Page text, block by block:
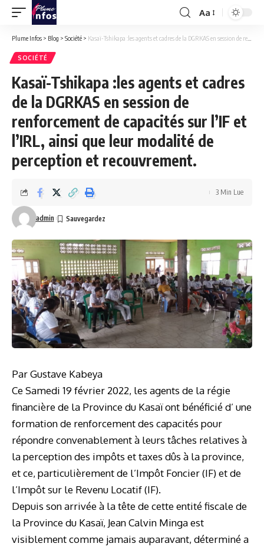
Font
Resizer
Aa
Plume Infos > Blog > Société > Kasaï-Tshikapa :les agents et cadres de la DGRKAS en session de renforcement de capacités sur l’IF et l’IRL, ainsi que leur modalité de perception et recouvrement.
SOCIÉTÉ
Kasaï-Tshikapa :les agents et cadres
de la DGRKAS en session de
renforcement de capacités sur l’IF et
l’IRL, ainsi que leur modalité de
perception et recouvrement.
admin
3 Min Lue
Par Gustave Kabeya
Ce Samedi 19 février 2022, les agents de la régie
financière de la Province du Kasaï ont bénéficié d’ une
formation de renforcement des capacités pour
répondre convenablement à leurs tâches relatives à
la perception des impôts et taxes dûs à la province,
et ce, particulièrement de l’Impôt Foncier (IF) et de
l’Impôt sur le Revenu Locatif (IF).
Depuis son arrivée à la tête de cette entité fiscale de
la Province du Kasaï, Jean Calvin Minga est
visiblement comme jamais auparavant, déterminé a